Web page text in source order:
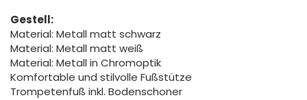
Gestell:
Material: Metall matt schwarz
Material: Metall matt weiß
Material: Metall in Chromoptik
Komfortable und stilvolle Fußstütze
Trompetenfuß inkl. Bodenschoner